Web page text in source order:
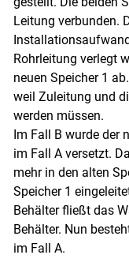
Leitung verbunden.
Rohrleitung verlegt
neuen Speicher 1
weil Zuleitung und
werden müssen.
Im Fall B wurde der
im Fall A versetzt.
mehr in den alten
Speicher 1
Behälter fließt das
Behälter. Nun
im Fall A.